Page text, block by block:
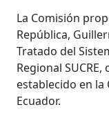
La Comisión
República,
Tratado del
Regional
establecido en la
Ecuador.